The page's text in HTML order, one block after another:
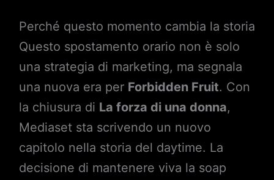
Perché questo momento cambia la storia
Questo spostamento orario non è solo
una strategia di marketing, ma segnala
una nuova era per Forbidden Fruit. Con
la chiusura di La forza di una donna,
Mediaset sta scrivendo un nuovo
capitolo nella storia del daytime. La
decisione di mantenere viva la soap